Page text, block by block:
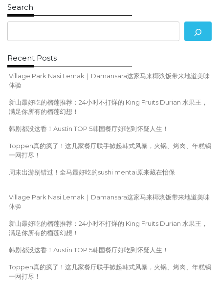
a
t
Search
Recent Posts
Village Park Nasi Lemak｜Damansara这家马来椰浆饭带来地道美味
体验
新山最好吃的榴莲推荐：24小时不打烊的 King Fruits Durian 水果王，
满足你所有的榴莲幻想！
韩剧都没这香！Austin TOP 5韩国餐厅好吃到怀疑人生！
Toppen真的疯了！这几家餐厅联手掀起韩式风暴，火锅、烤肉、年糕锅
一网打尽！
周末出游别错过！全马最好吃的sushi mentai原来藏在怡保
Village Park Nasi Lemak｜Damansara这家马来椰浆饭带来地道美味
体验
新山最好吃的榴莲推荐：24小时不打烊的 King Fruits Durian 水果王，
满足你所有的榴莲幻想！
韩剧都没这香！Austin TOP 5韩国餐厅好吃到怀疑人生！
Toppen真的疯了！这几家餐厅联手掀起韩式风暴，火锅、烤肉、年糕锅
一网打尽！